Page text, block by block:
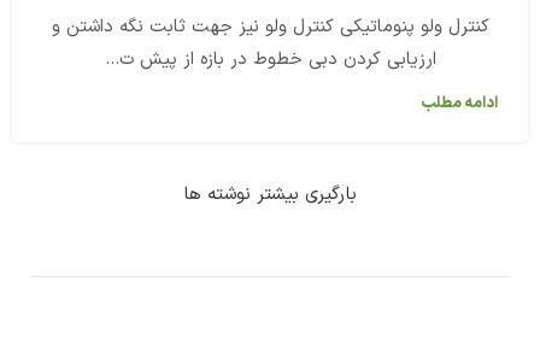
کنترل ولو پنوماتیکی کنترل ولو نیز جهت ثابت نگه داشتن و
ارزیابی کردن دبی خطوط در بازه از پیش ت...
ادامه مطلب
بارگیری بیشتر نوشته ها